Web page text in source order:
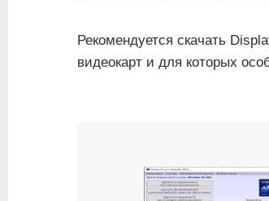
Рекомендуется скачать
видеокарт и для которых